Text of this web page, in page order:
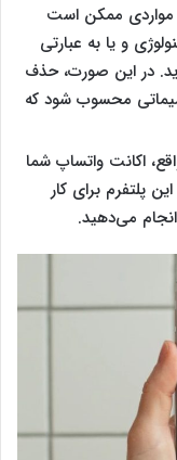
مواردی ممکن است
و یا به عبارتی
در این صورت، حذف
محسوب شود که
اکانت واتساپ شما
پلتفرم برای کار
می‌دهید.